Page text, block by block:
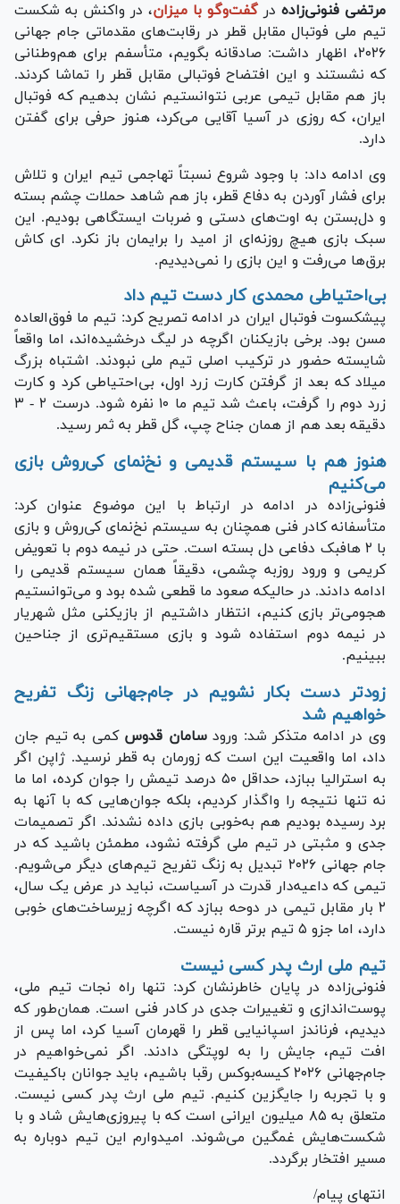
مرتضی فنونی‌زاده درگفت‌وگو با میزان، در واکنش به شکست
تیم ملی فوتبال مقابل قطر در رقابت‌های مقدماتی جام جهانی
۲۰۲۶، اظهار داشت: صادقانه بگویم، متأسفم برای هم‌وطنانی
که نشستند و این افتضاح فوتبالی مقابل قطر را تماشا کردند.
باز هم مقابل تیمی عربی نتوانستیم نشان بدهیم که فوتبال
ایران، که روزی در آسیا آقایی می‌کرد، هنوز حرفی برای گفتن
دارد.
وی ادامه داد: با وجود شروع نسبتاً تهاجمی تیم ایران و تلاش
برای فشار آوردن به دفاع قطر، باز هم شاهد حملات چشم بسته
و دل‌بستن به اوت‌های دستی و ضربات ایستگاهی بودیم. این
سبک بازی هیچ روزنه‌ای از امید را برایمان باز نکرد. ای کاش
برق‌ها می‌رفت و این بازی را نمی‌دیدیم.
بی‌احتیاطی محمدی کار دست تیم داد
پیشکسوت فوتبال ایران در ادامه تصریح کرد: تیم ما فوق‌العاده
مسن بود. برخی بازیکنان اگرچه در لیگ درخشیده‌اند، اما واقعاً
شایسته حضور در ترکیب اصلی تیم ملی نبودند. اشتباه بزرگ
میلاد که بعد از گرفتن کارت زرد اول، بی‌احتیاطی کرد و کارت
زرد دوم را گرفت، باعث شد تیم ما ۱۰ نفره شود. درست ۲ - ۳
دقیقه بعد هم از همان جناح چپ، گل قطر به ثمر رسید.
هنوز هم با سیستم قدیمی و نخ‌نمای کی‌روش بازی
می‌کنیم
فنونی‌زاده در ادامه در ارتباط با این موضوع عنوان کرد:
متأسفانه کادر فنی همچنان به سیستم نخ‌نمای کی‌روش و بازی
با ۲ هافبک دفاعی دل بسته است. حتی در نیمه دوم با تعویض
کریمی و ورود روزبه چشمی، دقیقاً همان سیستم قدیمی را
ادامه دادند. در حالیکه صعود ما قطعی شده بود و می‌توانستیم
هجومی‌تر بازی کنیم، انتظار داشتیم از بازیکنی مثل شهریار
در نیمه دوم استفاده شود و بازی مستقیم‌تری از جناحین
ببینیم.
زودتر دست بکار نشویم در جام‌جهانی زنگ تفریح
خواهیم شد
وی در ادامه متذکر شد: ورودسامان قدوس کمی به تیم جان
داد، اما واقعیت این است که زورمان به قطر نرسید. ژاپن اگر
به استرالیا ببازد، حداقل ۵۰ درصد تیمش را جوان کرده، اما ما
نه تنها نتیجه را واگذار کردیم، بلکه جوان‌هایی که با آنها به
برد رسیده بودیم هم به‌خوبی بازی داده نشدند. اگر تصمیمات
جدی و مثبتی در تیم ملی گرفته نشود، مطمئن باشید که در
جام جهانی ۲۰۲۶ تبدیل به زنگ تفریح تیم‌های دیگر می‌شویم.
تیمی که داعیه‌دار قدرت در آسیاست، نباید در عرض یک سال،
۲ بار مقابل تیمی در دوحه ببازد که اگرچه زیرساخت‌های خوبی
دارد، اما جزو ۵ تیم برتر قاره نیست.
تیم ملی ارث پدر کسی نیست
فنونی‌زاده در پایان خاطرنشان کرد: تنها راه نجات تیم ملی،
پوست‌اندازی و تغییرات جدی در کادر فنی است. همان‌طور که
دیدیم، فرناندز اسپانیایی قطر را قهرمان آسیا کرد، اما پس از
افت تیم، جایش را به لوپتگی دادند. اگر نمی‌خواهیم در
جام‌جهانی ۲۰۲۶ کیسه‌بوکس رقبا باشیم، باید جوانان باکیفیت
و با تجربه را جایگزین کنیم. تیم ملی ارث پدر کسی نیست.
متعلق به ۸۵ میلیون ایرانی است که با پیروزی‌هایش شاد و با
شکست‌هایش غمگین می‌شوند. امیدوارم این تیم دوباره به
مسیر افتخار برگردد.
انتهای پیام/